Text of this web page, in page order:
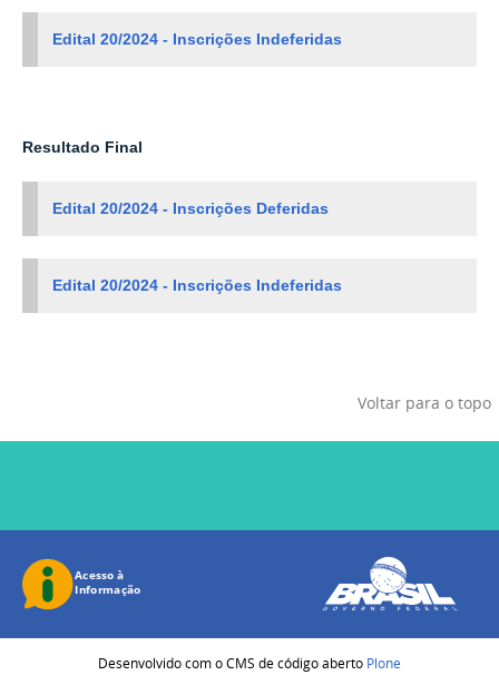
Edital 20/2024 - Inscrições Indeferidas
Resultado Final
Edital 20/2024 - Inscrições Deferidas
Edital 20/2024 - Inscrições Indeferidas
Voltar para o topo
Desenvolvido com o CMS de código aberto Plone